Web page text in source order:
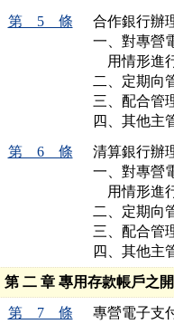
第 5 條
合作銀行辦
一、對專營
用情形進
二、定期向
三、配合管
四、其他主
第 6 條
清算銀行辦
一、對專營
用情形進
二、定期向
三、配合管
四、其他主
第 二 章 專用存款帳戶之
第 7 條
專營電子支